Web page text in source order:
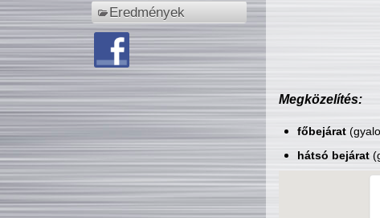
Eredmények
Megközelítés:
főbejárat
hátsó bejárat